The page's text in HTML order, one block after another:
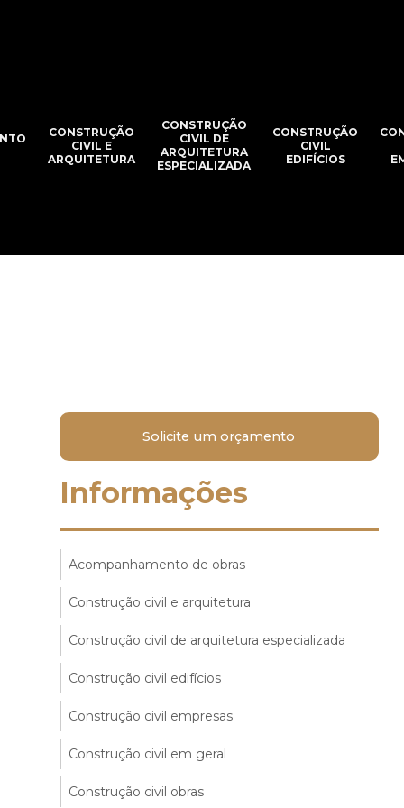
CONSTRUÇÃO
CIVIL E
ARQUITETURA
CONSTRUÇÃO
CIVIL DE
ARQUITETURA
ESPECIALIZADA
CONSTRUÇÃO
CIVIL
EDIFÍCIOS
Solicite um orçamento
Informações
Acompanhamento de obras
Construção civil e arquitetura
Construção civil de arquitetura especializada
Construção civil edifícios
Construção civil empresas
Construção civil em geral
Construção civil obras